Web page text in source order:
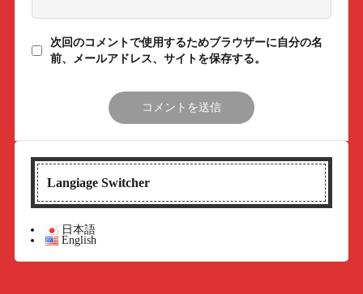
次回のコメントで使用するためブラウザーに自分の名
前、メールアドレス、サイトを保存する。
Langiage Switcher
日本語
English